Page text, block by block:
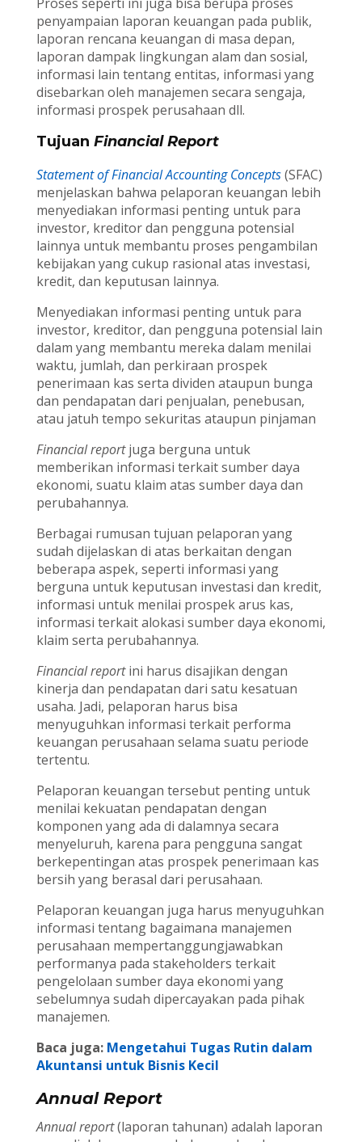
Proses seperti ini juga bisa berupa proses
penyampaian laporan keuangan pada publik,
laporan rencana keuangan di masa depan,
laporan dampak lingkungan alam dan sosial,
informasi lain tentang entitas, informasi yang
disebarkan oleh manajemen secara sengaja,
informasi prospek perusahaan dll.
Tujuan Financial Report
Statement of Financial Accounting Concepts(SFAC)
menjelaskan bahwa pelaporan keuangan lebih
menyediakan informasi penting untuk para
investor, kreditor dan pengguna potensial
lainnya untuk membantu proses pengambilan
kebijakan yang cukup rasional atas investasi,
kredit, dan keputusan lainnya.
Menyediakan informasi penting untuk para
investor, kreditor, dan pengguna potensial lain
dalam yang membantu mereka dalam menilai
waktu, jumlah, dan perkiraan prospek
penerimaan kas serta dividen ataupun bunga
dan pendapatan dari penjualan, penebusan,
atau jatuh tempo sekuritas ataupun pinjaman
Financial reportjuga berguna untuk
memberikan informasi terkait sumber daya
ekonomi, suatu klaim atas sumber daya dan
perubahannya.
Berbagai rumusan tujuan pelaporan yang
sudah dijelaskan di atas berkaitan dengan
beberapa aspek, seperti informasi yang
berguna untuk keputusan investasi dan kredit,
informasi untuk menilai prospek arus kas,
informasi terkait alokasi sumber daya ekonomi,
klaim serta perubahannya.
Financial reportini harus disajikan dengan
kinerja dan pendapatan dari satu kesatuan
usaha. Jadi, pelaporan harus bisa
menyuguhkan informasi terkait performa
keuangan perusahaan selama suatu periode
tertentu.
Pelaporan keuangan tersebut penting untuk
menilai kekuatan pendapatan dengan
komponen yang ada di dalamnya secara
menyeluruh, karena para pengguna sangat
berkepentingan atas prospek penerimaan kas
bersih yang berasal dari perusahaan.
Pelaporan keuangan juga harus menyuguhkan
informasi tentang bagaimana manajemen
perusahaan mempertanggungjawabkan
performanya pada stakeholders terkait
pengelolaan sumber daya ekonomi yang
sebelumnya sudah dipercayakan pada pihak
manajemen.
Baca juga: Mengetahui Tugas Rutin dalam
Akuntansi untuk Bisnis Kecil
Annual Report
Annual report(laporan tahunan) adalah laporan